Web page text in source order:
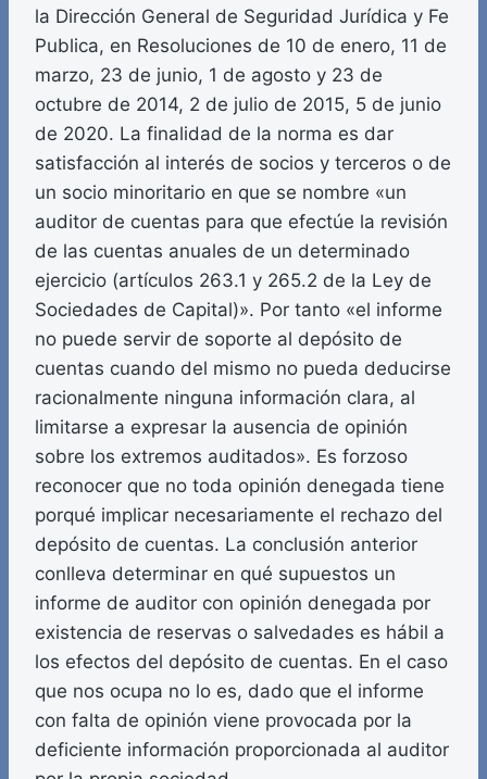
la Dirección General de Seguridad Jurídica y Fe
Publica, en Resoluciones de 10 de enero, 11 de
marzo, 23 de junio, 1 de agosto y 23 de
octubre de 2014, 2 de julio de 2015, 5 de junio
de 2020. La finalidad de la norma es dar
satisfacción al interés de socios y terceros o de
un socio minoritario en que se nombre «un
auditor de cuentas para que efectúe la revisión
de las cuentas anuales de un determinado
ejercicio (artículos 263.1 y 265.2 de la Ley de
Sociedades de Capital)». Por tanto «el informe
no puede servir de soporte al depósito de
cuentas cuando del mismo no pueda deducirse
racionalmente ninguna información clara, al
limitarse a expresar la ausencia de opinión
sobre los extremos auditados». Es forzoso
reconocer que no toda opinión denegada tiene
porqué implicar necesariamente el rechazo del
depósito de cuentas. La conclusión anterior
conlleva determinar en qué supuestos un
informe de auditor con opinión denegada por
existencia de reservas o salvedades es hábil a
los efectos del depósito de cuentas. En el caso
que nos ocupa no lo es, dado que el informe
con falta de opinión viene provocada por la
deficiente información proporcionada al auditor